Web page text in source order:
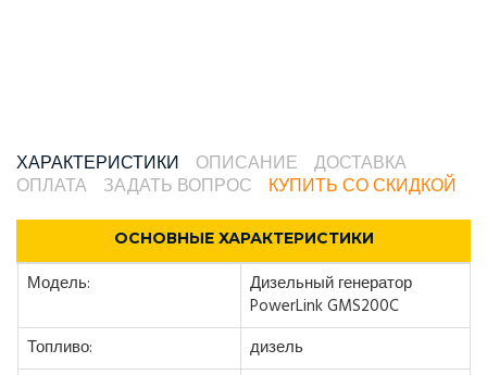
ХАРАКТЕРИСТИКИ ОПИСАНИЕ
ДОСТАВКА
ОПЛАТА
ЗАДАТЬ ВОПРОС КУПИТЬ СО СКИДКОЙ
ОСНОВНЫЕ ХАРАКТЕРИСТИКИ
Модель:
Дизельный генератор
PowerLink GMS200C
Топливо:
дизель